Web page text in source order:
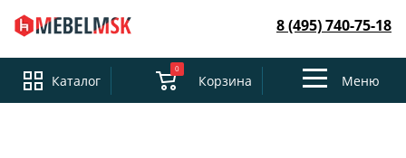
8 (495) 740-75-18
Каталог
0
Корзина
ToggleМеню